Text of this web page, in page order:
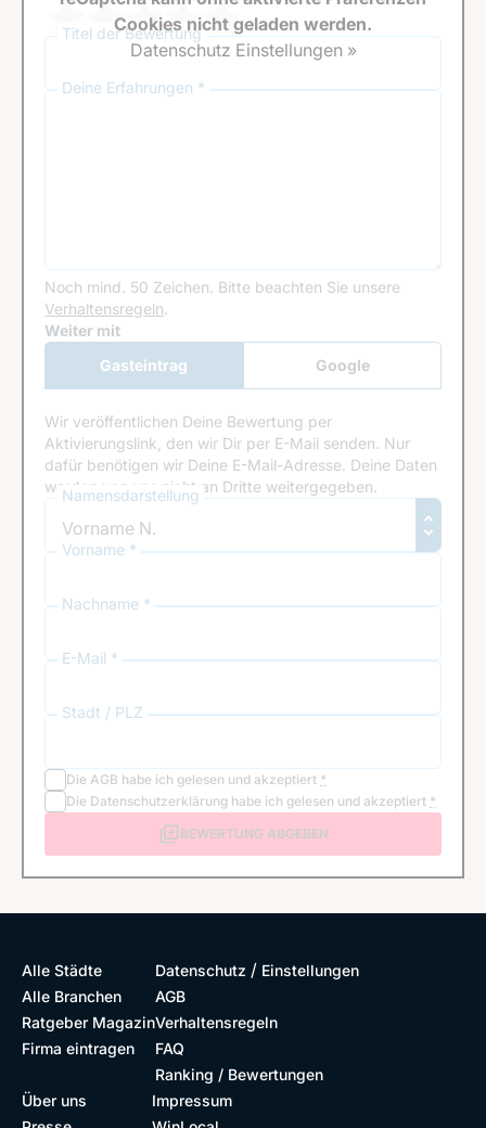
Titel der Bewertung
Deine Erfahrungen *
Noch mind. 50 Zeichen. Bitte beachten Sie unsere
Verhaltensregeln.
Google Recaptcha
Weiter mit
Gasteintrag
Google
Anmeldung
Wir veröffentlichen Deine Bewertung per
Aktivierungslink, den wir Dir per E-Mail senden. Nur
dafür benötigen wir Deine E-Mail-Adresse. Deine Daten
werden von uns nicht an Dritte weitergegeben.
Namensdarstellung
Vorname *
Nachname *
E-Mail *
Stadt / PLZ
Die AGB habe ich gelesen und akzeptiert *
Die Datenschutzerklärung habe ich gelesen und akzeptiert *
BEWERTUNG ABGEBEN
Cookies nicht geladen werden.
Datenschutz Einstellungen »
Alle Städte
Alle Branchen
Ratgeber Magazin
Firma eintragen
Datenschutz / Einstellungen
AGB
Verhaltensregeln
FAQ
Ranking / Bewertungen
Über uns
Impressum